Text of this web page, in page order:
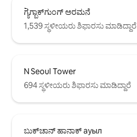
ಗ್ಯੋਂಗ್ಬಾಕ್‌ಗುಂಗ್ ಅರಮನೆ
1,539 ಸ್ಥಳೀಯರು ಶಿಫಾರಸು ಮಾಡಿದ್ದಾರೆ
N Seoul Tower
694 ಸ್ಥಳೀಯರು ಶಿಫಾರಸು ಮಾಡಿದ್ದಾರೆ
ಬುಕ್‌ಚಾನ್ ಹಾನಾಕ್ ауыл